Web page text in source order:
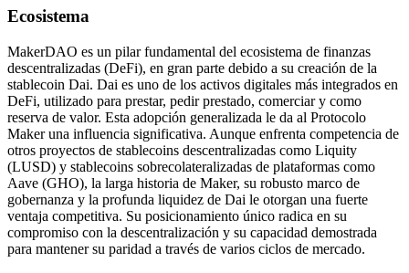
Ecosistema
MakerDAO es un pilar fundamental del ecosistema de finanzas
descentralizadas (DeFi), en gran parte debido a su creación de la
stablecoin Dai. Dai es uno de los activos digitales más integrados en
DeFi, utilizado para prestar, pedir prestado, comerciar y como
reserva de valor. Esta adopción generalizada le da al Protocolo
Maker una influencia significativa. Aunque enfrenta competencia de
otros proyectos de stablecoins descentralizadas como Liquity
(LUSD) y stablecoins sobrecolateralizadas de plataformas como
Aave (GHO), la larga historia de Maker, su robusto marco de
gobernanza y la profunda liquidez de Dai le otorgan una fuerte
ventaja competitiva. Su posicionamiento único radica en su
compromiso con la descentralización y su capacidad demostrada
para mantener su paridad a través de varios ciclos de mercado.